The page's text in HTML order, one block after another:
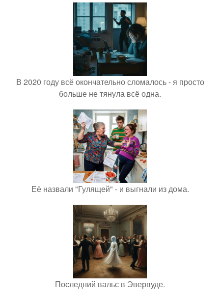
В 2020 году всё окончательно сломалось - я просто
больше не тянула всё одна.
Её назвали "Гулящей" - и выгнали из дома.
Последний вальс в Эвервуде.